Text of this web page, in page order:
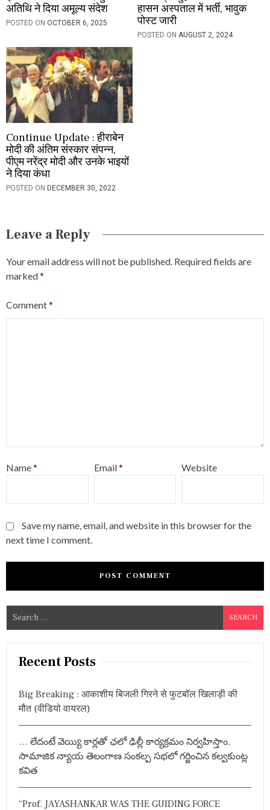
अतिथि ने दिया अमूल्य संदेश
POSTED ON OCTOBER 6, 2025
हासन अस्पताल में भर्ती, भावुक
पोस्ट जारी
POSTED ONAUGUST 2, 2024
Continue Update : हीराबेन
मोदी की अंतिम संस्कार संपन्न,
पीएम नरेंद्र मोदी और उनके भाइयों
ने दिया कंधा
POSTED ON DECEMBER 30, 2022
Leave a Reply
Your email address will not be published. Required fields are
marked*
Comment*
Name* Email* Website
Save my name, email, and website in this browser for the
next time I comment.
a
Recent Posts
Big Breaking : आकाशीय बिजली गिरने से फुटबॉल खिलाड़ी की
मौत (वीडियो वायरल)
… లేదంటే వెయ్యి కార్లతో ఛలో ఢిల్లీ కార్యక్రమం నిర్వహిస్తాం,
సామాజిక న్యాయ తెలంగాణ సంకల్ప సభలో గర్జించిన కల్వకుంట్ల
కవిత
“Prof. JAYASHANKAR WAS THE GUIDING FORCE